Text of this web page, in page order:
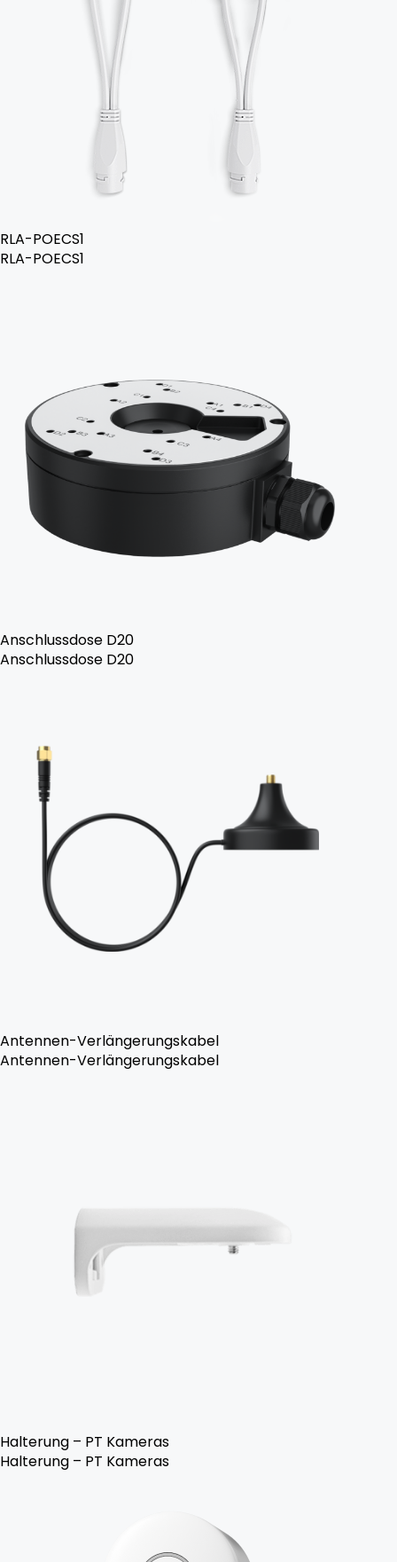
RLA-POECS1
RLA-POECS1
Anschlussdose D20
Anschlussdose D20
Antennen-Verlängerungskabel
Antennen-Verlängerungskabel
Halterung – PT Kameras
Halterung – PT Kameras